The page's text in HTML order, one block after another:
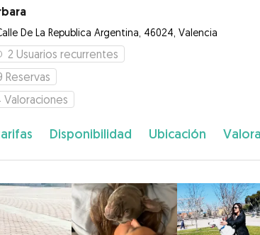
De La Republica Argentina, 46024, Valencia
2 Usuarios recurrentes
Reservas
Valoraciones
Disponibilidad Ubicación